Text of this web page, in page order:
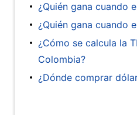
¿Quién gana cuando
¿Quién gana cuando
¿Cómo se calcula la
Colombia?
¿Dónde comprar